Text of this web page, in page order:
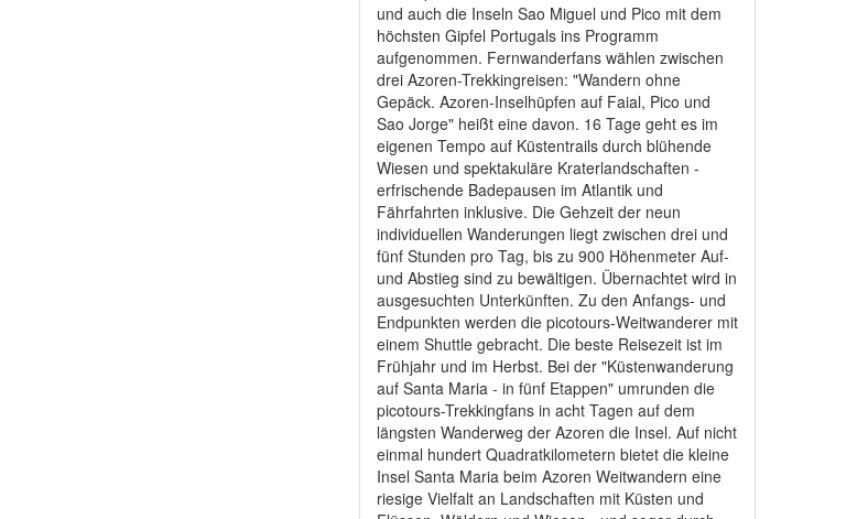
und auch die Inseln Sao Miguel und Pico mit dem
höchsten Gipfel Portugals ins Programm
aufgenommen. Fernwanderfans wählen zwischen
drei Azoren-Trekkingreisen: "Wandern ohne
Gepäck. Azoren-Inselhüpfen auf Faial, Pico und
Sao Jorge" heißt eine davon. 16 Tage geht es im
eigenen Tempo auf Küstentrails durch blühende
Wiesen und spektakuläre Kraterlandschaften -
erfrischende Badepausen im Atlantik und
Fährfahrten inklusive. Die Gehzeit der neun
individuellen Wanderungen liegt zwischen drei und
fünf Stunden pro Tag, bis zu 900 Höhenmeter Auf-
und Abstieg sind zu bewältigen. Übernachtet wird in
ausgesuchten Unterkünften. Zu den Anfangs- und
Endpunkten werden die picotours-Weitwanderer mit
einem Shuttle gebracht. Die beste Reisezeit ist im
Frühjahr und im Herbst. Bei der "Küstenwanderung
auf Santa Maria - in fünf Etappen" umrunden die
picotours-Trekkingfans in acht Tagen auf dem
längsten Wanderweg der Azoren die Insel. Auf nicht
einmal hundert Quadratkilometern bietet die kleine
Insel Santa Maria beim Azoren Weitwandern eine
riesige Vielfalt an Landschaften mit Küsten und